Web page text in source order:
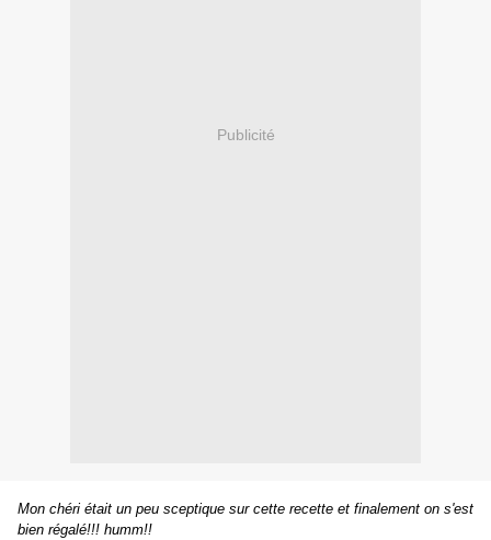
Publicité
Mon chéri était un peu sceptique sur cette recette et finalement on s'est
bien régalé!!! humm!!